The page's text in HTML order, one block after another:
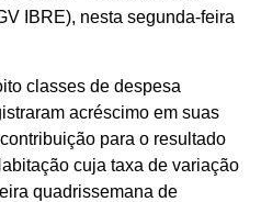
IBRE), nesta segunda-feira
classes de despesa
acréscimo em suas
para o resultado
cuja taxa de variação
quadrissemana de